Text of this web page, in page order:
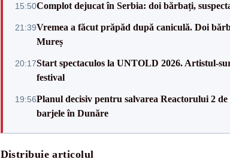
15:50Complot dejucat în Serbia: doi bărbați,
21:39Vremea a făcut prăpăd după caniculă. Doi
Mureș
20:17Start spectaculos la UNTOLD 2026. Artistul-
festival
19:56Planul decisiv pentru salvarea Reactorului 2
barjele în Dunăre
Distribuie articolul